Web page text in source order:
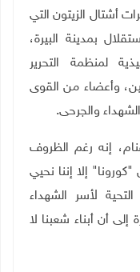
أشتال الزيتون التي
بمدينة البيرة،
لمنظمة التحرير
وأعضاء من القوى
والجرحى.
إنه رغم الظروف
إلا إننا نحيي
لأسر الشهداء
إلى أن أبناء شعبنا لا